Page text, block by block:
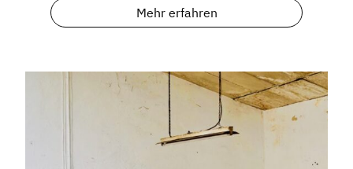
Mehr erfahren